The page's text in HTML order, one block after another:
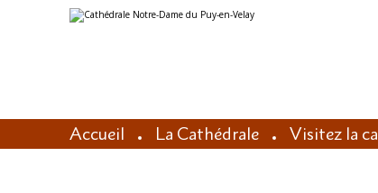
Aller
au
Outils
personnels
Accueil La Cathédrale Visitez la